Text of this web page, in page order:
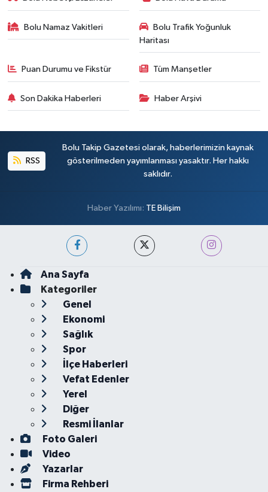
Bolu Namaz Vakitleri
Bolu Trafik Yoğunluk
Haritası
Puan Durumu ve Fikstür Tüm Manşetler
Son Dakika Haberleri Haber Arşivi
RSS
Bolu Takip Gazetesi olarak, haberlerimizin kaynak
gösterilmeden yayımlanması yasaktır. Her hakkı
saklıdır.
Haber Yazılımı: TE Bilişim
Ana Sayfa
Kategoriler
Genel
Ekonomi
Sağlık
Spor
İlçe Haberleri
Vefat Edenler
Yerel
Diğer
Resmi İlanlar
Foto Galeri
Video
Yazarlar
Firma Rehberi